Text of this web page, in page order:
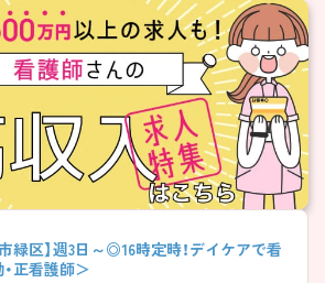
緑区】週3日～◎16時定時！デイケアで看
正看護師＞